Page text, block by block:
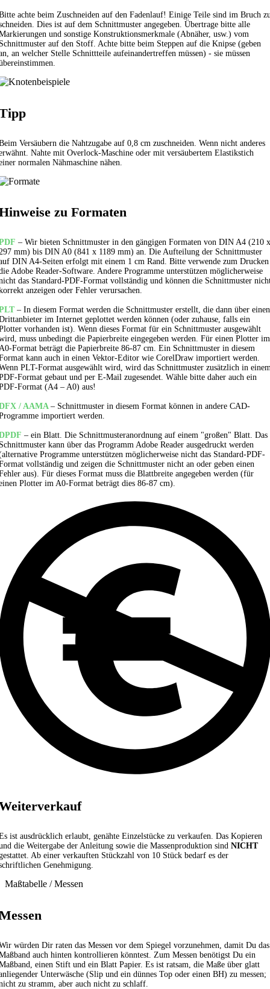
achte beim Zuschneiden auf den Fadenlauf! Einige Teile sind im Bruch
Dies ist auf dem Schnittmuster angegeben. Übertrage bitte alle
und sonstige Konstruktionsmerkmale (Abnäher, usw.) vom
auf den Stoff. Achte bitte beim Steppen auf die Knipse (geben
an welcher Stelle Schnittteile aufeinandertreffen müssen) - sie müssen
Versäubern die Nahtzugabe auf 0,8 cm zuschneiden. Wenn nicht anderes
Nahte mit Overlock-Maschine oder mit versäubertem Elastikstich
normalen Nähmaschine nähen.
zu Formaten
– Wir bieten Schnittmuster in den gängigen Formaten von DIN A4 (210 x
mm) bis DIN A0 (841 x 1189 mm) an. Die Aufteilung der Schnittmuster
DIN A4-Seiten erfolgt mit einem 1 cm Rand. Bitte verwende zum Drucken
Adobe Reader-Software. Andere Programme unterstützen möglicherweise
das Standard-PDF-Format vollständig und können die Schnittmuster
anzeigen oder Fehler verursachen.
– In diesem Format werden die Schnittmuster erstellt, die dann über einen
im Internet geplottet werden können (oder zuhause, falls ein
vorhanden ist). Wenn dieses Format für ein Schnittmuster ausgewählt
muss unbedingt die Papierbreite eingegeben werden. Für einen Plotter im
Format beträgt die Papierbreite 86-87 cm. Ein Schnittmuster in diesem
kann auch in einen Vektor-Editor wie CorelDraw importiert werden.
PLT-Format ausgewählt wird, wird das Schnittmuster zusätzlich in
Format gebaut und per E-Mail zugesendet. Wähle bitte daher auch ein
Format (A4 – A0) aus!
/ AAMA – Schnittmuster in diesem Format können in andere CAD-
importiert werden.
– ein Blatt. Die Schnittmusteranordnung auf einem "großen" Blatt. Das
kann über das Programm Adobe Reader ausgedruckt werden
Programme unterstützen möglicherweise nicht das Standard-PDF-
vollständig und zeigen die Schnittmuster nicht an oder geben einen
aus). Für dieses Format muss die Blattbreite angegeben werden (für
Plotter im A0-Format beträgt dies 86-87 cm).
ist ausdrücklich erlaubt, genähte Einzelstücke zu verkaufen. Das Kopieren
die Weitergabe der Anleitung sowie die Massenproduktion sind NICHT
Ab einer verkauften Stückzahl von 10 Stück bedarf es der
Genehmigung.
Maßtabelle / Messen
würden Dir raten das Messen vor dem Spiegel vorzunehmen, damit Du das
auch hinten kontrollieren könntest. Zum Messen benötigst Du ein
einen Stift und ein Blatt Papier. Es ist ratsam, die Maße über glatt
Unterwäsche (Slip und ein dünnes Top oder einen BH) zu messen;
zu stramm, aber auch nicht zu schlaff.